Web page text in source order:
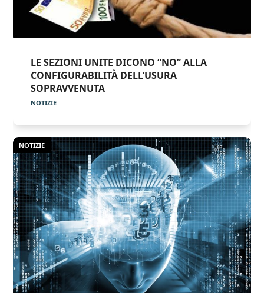
LE SEZIONI UNITE DICONO “NO” ALLA
CONFIGURABILITÀ DELL’USURA
SOPRAVVENUTA
NOTIZIE
NOTIZIE